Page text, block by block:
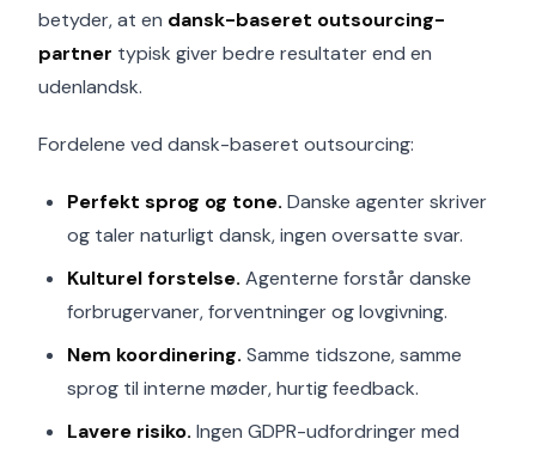
betyder, at en dansk-baseret outsourcing-
partner typisk giver bedre resultater end en
udenlandsk.
Fordelene ved dansk-baseret outsourcing:
Perfekt sprog og tone. Danske agenter skriver
og taler naturligt dansk, ingen oversatte svar.
Kulturel forstelse. Agenterne forstår danske
forbrugervaner, forventninger og lovgivning.
Nem koordinering. Samme tidszone, samme
sprog til interne møder, hurtig feedback.
Lavere risiko. Ingen GDPR-udfordringer med